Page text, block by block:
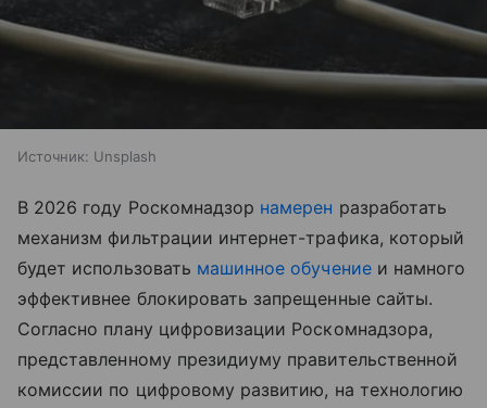
Источник: Unsplash
В 2026 году Роскомнадзор намерен разработать
механизм фильтрации интернет-трафика, который
будет использовать машинное обучениеи намного
эффективнее блокировать запрещенные сайты.
Согласно плану цифровизации Роскомнадзора,
представленному президиуму правительственной
комиссии по цифровому развитию, на технологию